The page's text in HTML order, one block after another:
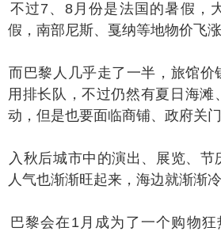
7、8月份是法国的暑假，大
假，南部尼斯、戛纳等地物价飞涨
黎人几乎走了一半，旅馆价
用排长队，不过仍然有夏日海滩
动，但是也要面临商铺、政府关门
后城市中的演出、展览、节庆
人气也渐渐旺起来，海边就渐渐冷
会在1月成为了一个购物狂